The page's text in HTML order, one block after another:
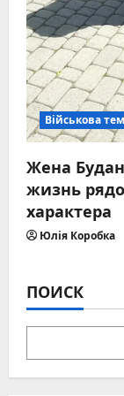
Військова
Жена
жизнь
характера
Юлія Коробка
ПОИСК